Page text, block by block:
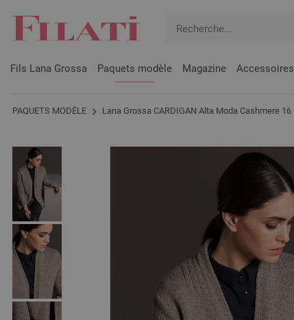
Fils Lana Grossa Paquets modèle Magazine Accessoires
PAQUETS MODÈLE Lana Grossa CARDIGAN Alta Moda Cashmere 16